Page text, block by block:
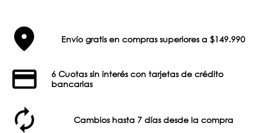
Envío gratis en compras superiores a $149.990
6 Cuotas sin interés con tarjetas de crédito
bancarias
Cambios hasta 7 días desde la compra